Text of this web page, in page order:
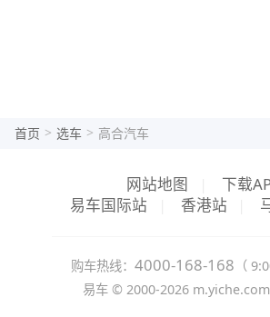
首页 > 选车 > 高合汽车
网站地图
下载
易车国际站
香港站
购车热线： 4000-168-168 （
易车 © 2000-2026 m.yiche.com